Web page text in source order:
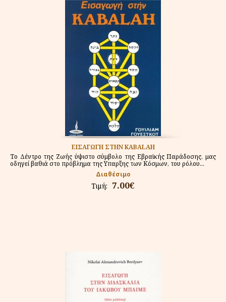
ΕΙΣΑΓΩΓΗ ΣΤΗΝ KABALAH
Το Δέντρο της Ζωής ύψιστο σύμβολο της Εβραϊκής Παράδοσης, μας
οδηγεί βαθιά στο πρόβλημα της Υπαρξης των Κόσμων, του ρόλου...
Διαθέσιμο
Τιμή: 7.00€